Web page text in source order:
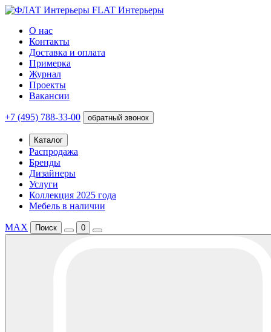
FLAT Интерьеры
О нас
Контакты
Доставка и оплата
Примерка
Журнал
Проекты
Вакансии
+7 (495) 788-33-00 обратный звонок
Каталог
Распродажа
Бренды
Дизайнеры
Услуги
Коллекция 2025 года
Мебель в наличии
MAX Поиск 0